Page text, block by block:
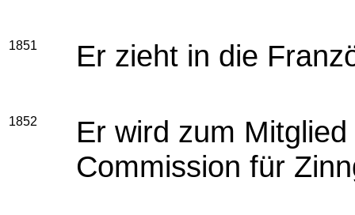
1851 Er zieht in die
1852
Er wird zum
Commission für